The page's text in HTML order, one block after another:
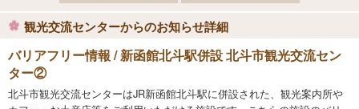
観光交流センターからのお知らせ詳細
バリアフリー情報 / 新函館北斗駅併設 北斗市観光交流セン
ター②
北斗市観光交流センターはJR新函館北斗駅に併設された、観光案内所や